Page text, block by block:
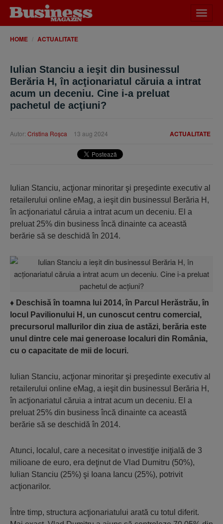
meniu
HOME ACTUALITATE
Iulian Stanciu a ieşit din businessul
Berăria H, în acţionariatul căruia a intrat
acum un deceniu. Cine i-a preluat
pachetul de acţiuni?
ACTUALITATE
Autor: Cristina Roşca 13 aug 2024
Iulian Stanciu, acţionar minoritar şi pre­şedinte executiv al
retailerului online eMag, a ieşit din businessul Berăria H,
în acţionariatul căruia a intrat acum un deceniu. El a
preluat 25% din business încă dinainte ca această
berărie să se deschidă în 2014.
♦ Deschisă în toamna lui 2014, în Parcul Herăstrău, în
locul Pavilionului H, un cunoscut centru comercial,
precursorul mallurilor din ziua de astăzi, berăria este
unul dintre cele mai generoase localuri din România,
cu o capacitate de mii de locuri.
Iulian Stanciu, acţionar minoritar şi pre­şedinte executiv al
retailerului online eMag, a ieşit din businessul Berăria H,
în acţionariatul căruia a intrat acum un deceniu. El a
preluat 25% din business încă dinainte ca această
berărie să se deschidă în 2014.
Atunci, localul, care a necesitat o inves­ti­ţie iniţială de 3
milioane de euro, era deţinut de Vlad Dumitru (50%),
Iulian Stanciu (25%) şi Ioana Iancu (25%), potrivit
acţionarilor.
Între timp, structura acţionariatului arată cu totul diferit.